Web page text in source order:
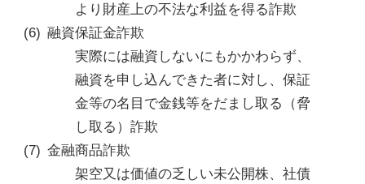
より財産上の不法な利益を得る詐欺
融資保証金詐欺
実際には融資しないにもかかわらず、
融資を申し込んできた者に対し、保証
金等の名目で金銭等をだまし取る（脅
し取る）詐欺
金融商品詐欺
架空又は価値の乏しい未公開株、社債